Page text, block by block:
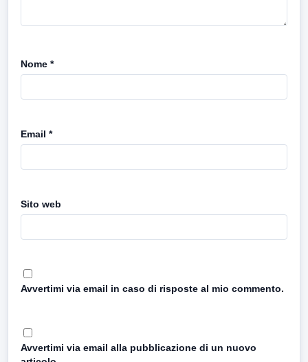
Nome *
Email *
Sito web
Avvertimi via email in caso di risposte al mio commento.
Avvertimi via email alla pubblicazione di un nuovo